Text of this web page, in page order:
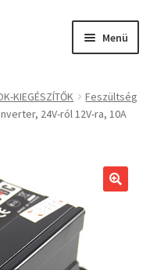
Menü
Expand
KIEGÉSZÍTŐK
Feszültség
24V-ról 12V-ra, 10A